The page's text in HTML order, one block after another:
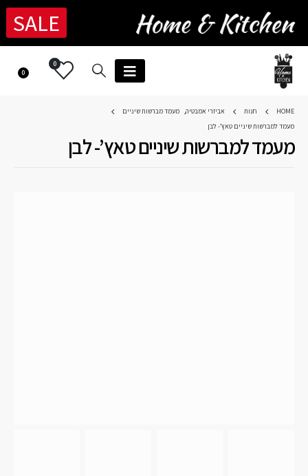
SALE
0
0
HOME חנות אביזרי אמבטיה, מעמד מברשות שיניים
מעמד למברשות שיניים טאץ’- לבן
מעמד למברשות שיניים טאץ’- לבן